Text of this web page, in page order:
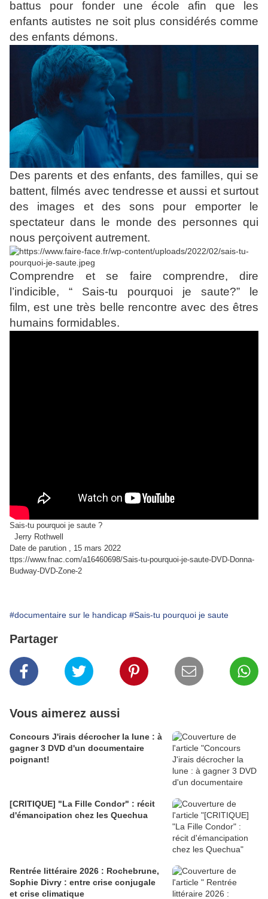
battus pour fonder une école afin que les
enfants autistes ne soit plus considérés comme
des enfants démons.
Des parents et des enfants, des familles, qui se
battent, filmés avec tendresse et aussi et surtout
des images et des sons pour emporter le
spectateur dans le monde des personnes qui
nous perçoivent autrement.
Comprendre et se faire comprendre, dire
l’indicible, “ Sais-tu pourquoi je saute?” le
film,est une très belle rencontre avec des êtres
humains formidables.
Sais-tu pourquoi je saute ?
Jerry Rothwell
Date de parution , 15 mars 2022
ttps://www.fnac.com/a16460698/Sais-tu-pourquoi-je-saute-DVD-Donna-
Budway-DVD-Zone-2
#documentaire sur le handicap #Sais-tu pourquoi je saute
Partager
Vous aimerez aussi
Concours J'irais décrocher la lune : à
gagner 3 DVD d'un documentaire
poignant!
[CRITIQUE] "La Fille Condor" : récit
d'émancipation chez les Quechua
Rentrée littéraire 2026 : Rochebrune,
Sophie Divry : entre crise conjugale
et crise climatique